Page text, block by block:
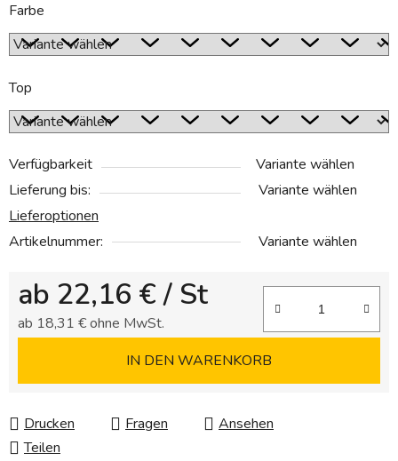
Farbe
Top
Verfügbarkeit
Variante wählen
Lieferung bis:
Variante wählen
Lieferoptionen
Artikelnummer:
Variante wählen
ab 22,16 € / St
ab 18,31 €ohne MwSt.
IN DEN WARENKORB
Drucken Fragen
Ansehen
Teilen